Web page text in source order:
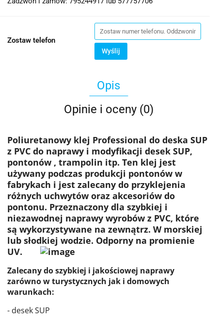
Zostaw telefon
Wyślij
Opis
Opinie i oceny (0)
Poliuretanowy klej Professional do deska SUP
z PVC do naprawy i modyfikacji desek SUP,
pontonów , trampolin itp. Ten klej jest
używany podczas produkcji pontonów w
fabrykach i jest zalecany do przyklejenia
różnych uchwytów oraz akcesoriów do
pontonu. Przeznaczony dla szybkiej i
niezawodnej naprawy wyrobów z PVC, które
są wykorzystywane na zewnątrz. W morskiej
lub słodkiej wodzie. Odporny na promienie
UV.
Zalecany do szybkiej i jakościowej naprawy
zarówno w turystycznych jak i domowych
warunkach:
- desek SUP